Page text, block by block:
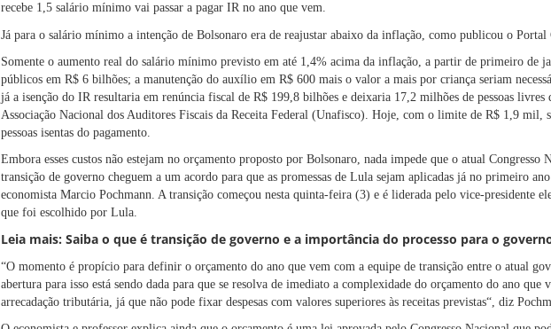
recebe 1,5 salário mínimo vai passar a pagar IRno ano que vem.
Já para o salário mínimo a intenção de Bolsonaro era de reajustar abaixo da inflação, como publicou o Portal
Somente o aumento real do salário mínimo previsto em até 1,4% acima da inflação, a partir de primeiro de
públicos em R$ 6 bilhões; a manutenção do auxílio em R$ 600 mais o valor a mais por criança seriam
já a isenção do IR resultaria em renúncia fiscal de R$ 199,8 bilhões e deixaria 17,2 milhões de pessoas livres
Associação Nacional dos Auditores Fiscais da Receita Federal (Unafisco). Hoje, com o limite de R$ 1,9 mil,
pessoas isentas do pagamento.
Embora esses custos não estejam no orçamento proposto por Bolsonaro, nada impede que o atual Congresso
transição de governo cheguem a um acordo para que as promessas de Lula sejam aplicadas já no primeiro
economista Marcio Pochmann. A transição começou nesta quinta-feira (3) e é liderada pelo vice-presidente
que foi escolhido por Lula.
Leia mais: Saiba o que é transição de governo e a importância do processo para o
“O momento é propício para definir o orçamento do ano que vem com a equipe de transição entre o atual
abertura para isso está sendo dada para que se resolva de imediato a complexidade do orçamento do ano que
arrecadação tributária, já que não pode fixar despesas com valores superiores às receitas previstas“, diz